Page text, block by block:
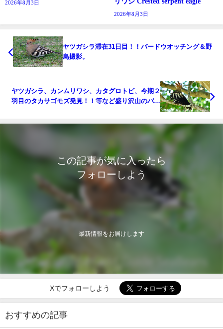
2026年8月3日
2026年8月3日
ヤツガシラ滞在31日目！！バードウオッチング＆野
鳥撮影。
ヤツガシラ、カンムリワシ、カタグロトビ、今期２
羽目のタカサゴモズ発見！！等など盛り沢山のバー
この記事が気に入ったら
フォローしよう
最新情報をお届けします
Xでフォローしよう
おすすめの記事